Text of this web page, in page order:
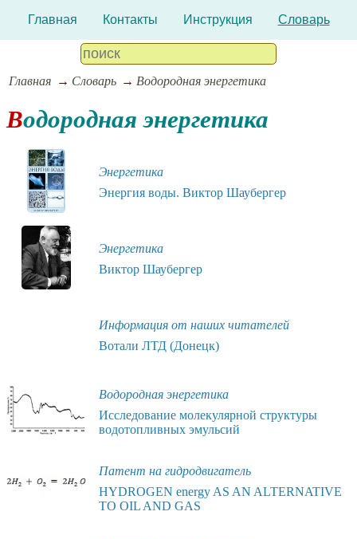
Главная Контакты Инструкция Словарь
Главная Словарь Водородная энергетика
Водородная энергетика
Энергетика
Энергия воды. Виктор Шаубергер
Энергетика
Виктор Шаубергер
Информация от наших читателей
Вотали ЛТД (Донецк)
Водородная энергетика
Исследование молекулярной структуры
водотопливных эмульсий
Патент на гидродвигатель
HYDROGEN energy AS AN ALTERNATIVE
TO OIL AND GAS